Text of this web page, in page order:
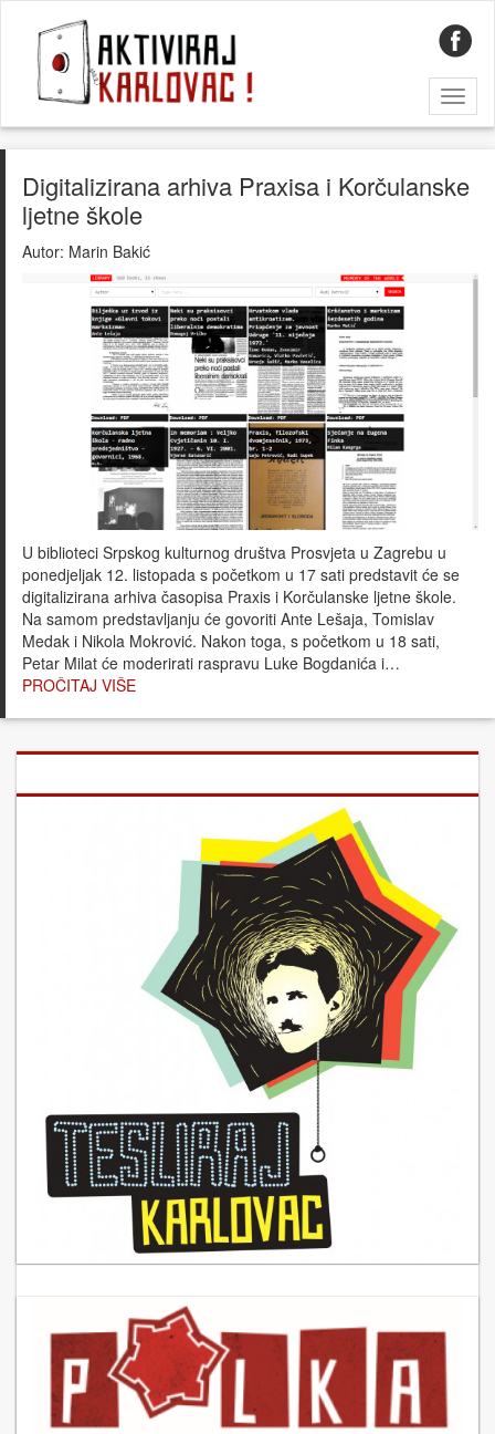
Digitalizirana arhiva Praxisa i Korčulanske
ljetne škole
Autor: Marin Bakić
U biblioteci Srpskog kulturnog društva Prosvjeta u Zagrebu u
ponedjeljak 12. listopada s početkom u 17 sati predstavit će se
digitalizirana arhiva časopisa Praxis i Korčulanske ljetne škole.
Na samom predstavljanju će govoriti Ante Lešaja, Tomislav
Medak i Nikola Mokrović. Nakon toga, s početkom u 18 sati,
Petar Milat će moderirati raspravu Luke Bogdanića i…
PROČITAJ VIŠE